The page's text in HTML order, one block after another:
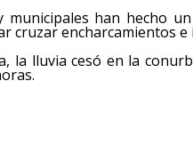
municipales han hecho
cruzar encharcamientos e
la lluvia cesó en la